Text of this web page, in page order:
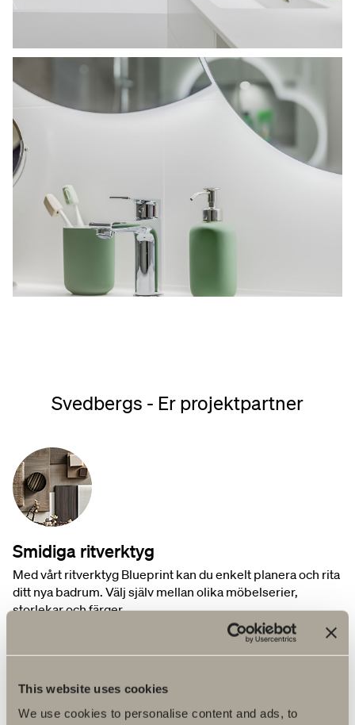
This website uses cookies
We use cookies to personalise content and ads, to
Svedbergs - Er projektpartner
Smidiga ritverktyg
Med vårt ritverktyg Blueprint kan du enkelt planera och rita
ditt nya badrum. Välj själv mellan olika möbelserier,
storlekar och färger.